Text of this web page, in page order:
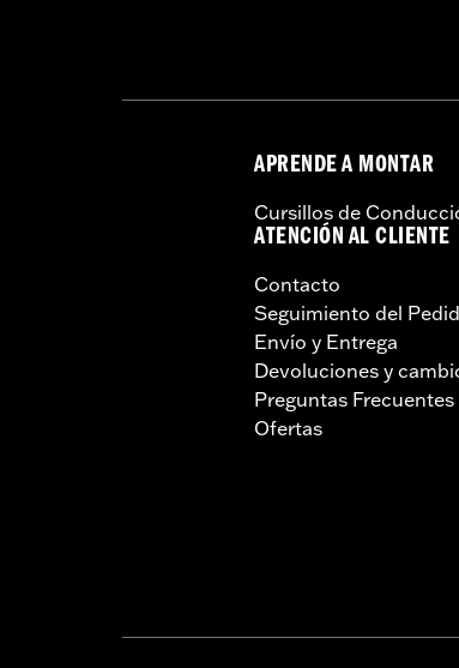
APRENDE A MONTAR
Cursillos de
ATENCIÓN AL CLIENTE
Contacto
Seguimiento del
Envío y Entrega
Devoluciones y
Preguntas Frecuentes
Ofertas